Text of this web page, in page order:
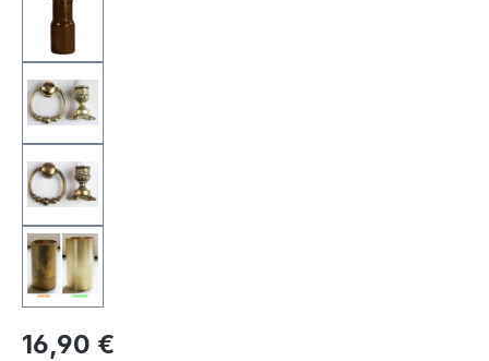
16,90 €